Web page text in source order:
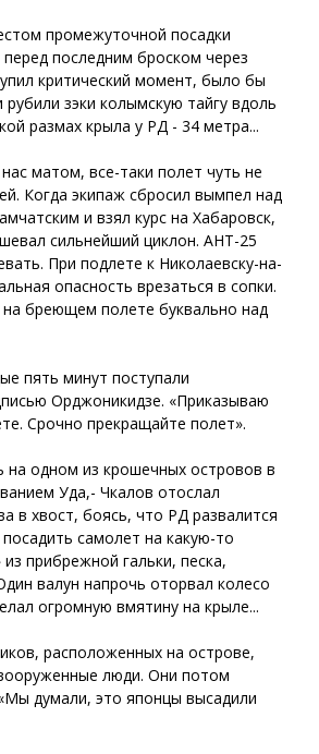
промежуточной посадки
последним броском через
критический момент, было бы
рубили зэки колымскую тайгу вдоль
размах крыла у РД - 34 метра...
матом, все-таки полет чуть не
Когда экипаж сбросил вымпел над
и взял курс на Хабаровск,
сильнейший циклон. АНТ-25
При подлете к Николаевску-на-
опасность врезаться в сопки.
бреющем полете буквально над
пять минут поступали
Орджоникидзе. «Приказываю
Срочно прекращайте полет».
на одном из крошечных островов в
Уда,- Чкалов отослал
в хвост, боясь, что РД развалится
самолет на какую-то
прибрежной гальки, песка,
валун напрочь оторвал колесо
огромную вмятину на крыле...
расположенных на острове,
люди. Они потом
думали, это японцы высадили